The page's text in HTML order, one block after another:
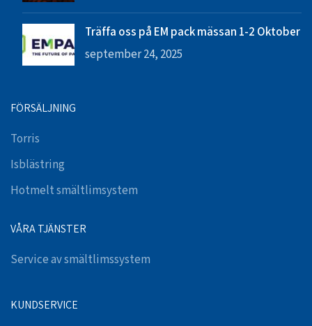
Träffa oss på EM pack mässan 1-2 Oktober
september 24, 2025
FÖRSÄLJNING
Torris
Isblästring
Hotmelt smältlimsystem
VÅRA TJÄNSTER
Service av smältlimssystem
KUNDSERVICE